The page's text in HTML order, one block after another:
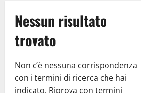
Nessun risultato
trovato
Non c’è nessuna corrispondenza
con i termini di ricerca che hai
indicato. Riprova con termini